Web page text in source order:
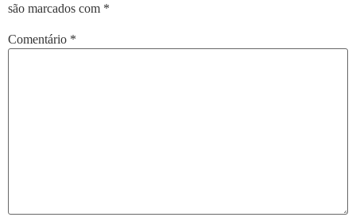
são marcados com *
Comentário *